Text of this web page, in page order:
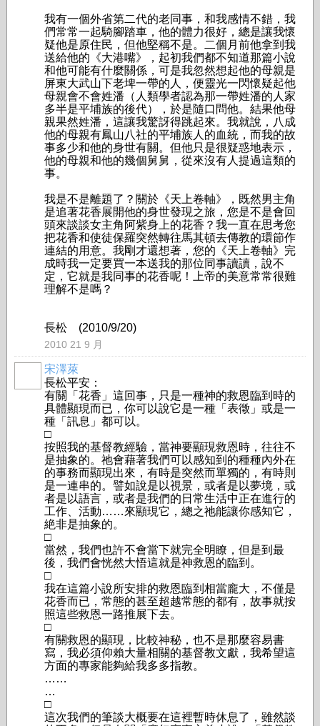
我有一個外省第二代的老同事，和我感情不錯，我
們常常一起騎腳踏車，他的體力很好，總是讓我懷
疑他是原住民，但他堅稱不是。二個月前他拿到我
送給他的《大港嘴》，起初我們都不知道那篇小說
和他可能有什麼關係，可是我忽然想起他的母親是
屏東大武山下老埤一帶的人，便靈光一閃懷疑起他
母親會不會姓潘（人類學者認為那一帶姓潘的人家
多半是平埔族的後代），於是隨口問他。結果他母
親果然姓潘，這讓我驚訝得跳起來。我就說，八成
他的母親有鳳山八社的平埔族人的血統，而我的故
事多少和他的身世有關。但他只是很疑惑地表示，
他的母親和他的幾個舅舅，從來沒有人提過這類的
事。
我是不是離題了？關於《天上卷軸》，既然男主角
是追著花香展開他的身世發現之旅，您是不是會回
頭來談談女主角阿紫身上的花香？我一直在思考您
把花香和使徒保羅突然轉往馬其頓去傳教的環節作
連結的用意。我剛才還想著，您的《天上卷軸》完
成時我一定要買一本送我的那位同事讀讀，說不
定，它就是我同事的花香呢！上帝的美意常常很難
理解不是嗎？
長松 (2010/9/20)
2010 21 9 月
宋澤萊
長松平安：
有關「花香」這回事，只是一種神的救恩臨到時的
具體顯現而已，你可以說它是一種「表徵」或是一
種「訊息」都可以。
□
按照我的基督教經驗，當神要顯現救恩時，往往不
是抽象的。祂會藉著我們可以感知到的種種內外在
的事務而顯現出來，有時是突然而單獨的，有時則
是一連串的。譬如說是以視景，或者是以夢境，或
者是以語言，或者是我們的日常生活中正在進行的
工作、活動……來顯現它，總之祂能讓你感知它，
絶非是抽象的。
□
當然，我們也許不會當下就完全明瞭，但是到最
後，我們會恍然大悟這就是神救恩的臨到。
□
我在這篇小說所安排的救恩臨到相當龐大，不僅是
花香而已，常態的甚至超越常態的都有，故事就按
照這些救恩一路推展下去。
□
有關救恩的顯現，比較神秘，也不是那麼容易書
寫，我必須仰賴大量相關的基督教文獻，我希望這
方面的專家能夠給我多多指教。
……
…
□
這次我們的筆談大概要在這裡暫時休息了，雖然談